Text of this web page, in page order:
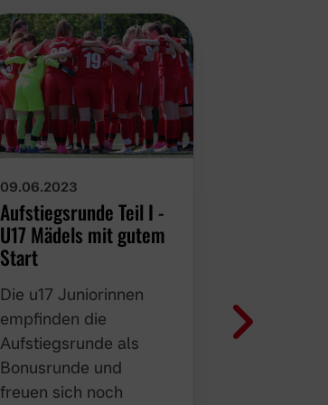
09.06.2023
Aufstiegsrunde Teil I -
U17 Mädels mit gutem
Start
Die u17 Juniorinnen
empfinden die
Aufstiegsrunde als
Bonusrunde und
freuen sich noch etwas